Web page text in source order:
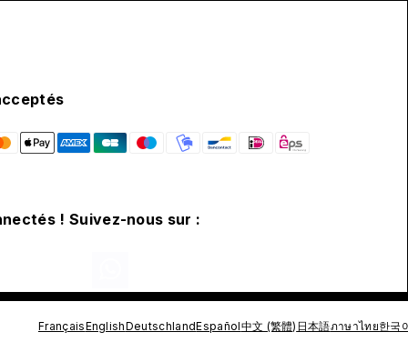
! Suivez-nous sur :
FrançaisEnglishDeutschlandEspañol中文 (繁體) 日本語ภาษาไทย한국